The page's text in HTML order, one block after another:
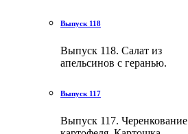
Выпуск 118
Выпуск 118. Салат из
апельсинов с геранью.
Выпуск 117
Выпуск 117. Черенкование